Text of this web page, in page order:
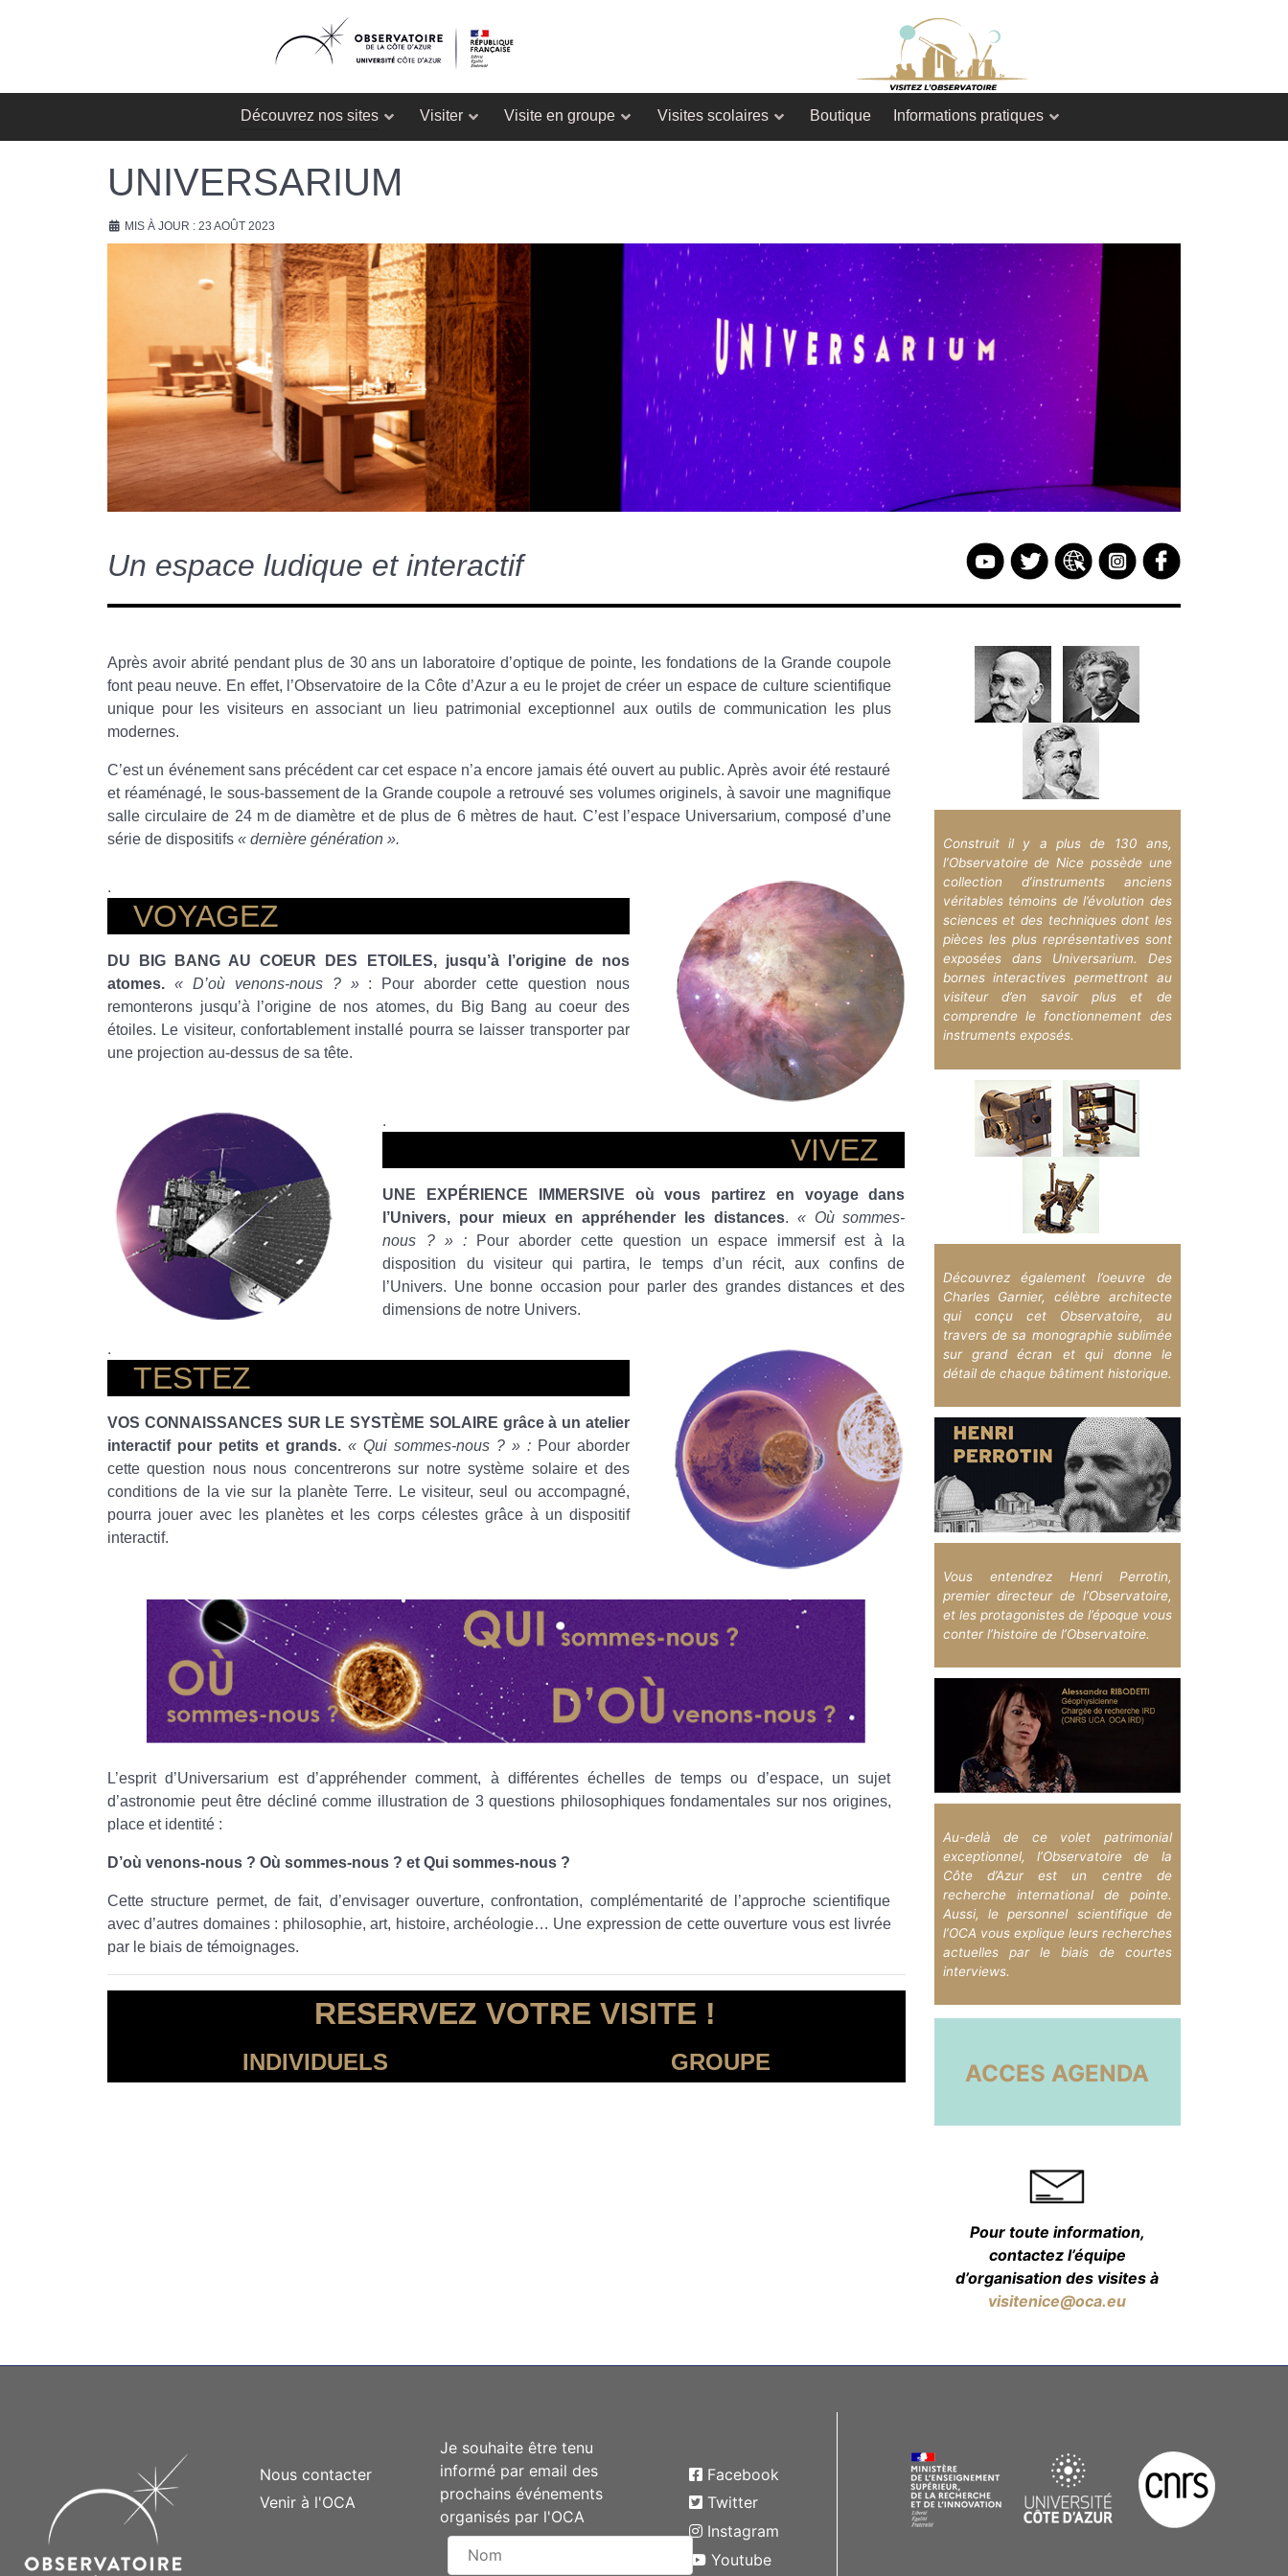
Découvrez nos sites Visiter Visite en groupe Visites scolaires Boutique Informations pratiques
UNIVERSARIUM
MIS À JOUR : 23 AOÛT 2023
Un espace ludique et interactif
Après avoir abrité pendant plus de 30 ans un laboratoire d’optique de pointe, les fondations de la Grande coupole
font peau neuve. En effet, l’Observatoire de la Côte d’Azur a eu le projet de créer un espace de culture scientifique
unique pour les visiteurs en associant un lieu patrimonial exceptionnel aux outils de communication les plus
modernes.
C’est un événement sans précédent car cet espace n’a encore jamais été ouvert au public. Après avoir été restauré
et réaménagé, le sous-bassement de la Grande coupole a retrouvé ses volumes originels, à savoir une magnifique
salle circulaire de 24 m de diamètre et de plus de 6 mètres de haut. C’est l’espace Universarium, composé d’une
série de dispositifs « dernière génération ».
.
VOYAGEZ
DU BIG BANG AU COEUR DES ETOILES,
jusqu’à l’origine de nos
atomes. « D’où venons-nous ? »: Pour aborder cette question nous
remonterons jusqu’à l’origine de nos atomes, du Big Bang au coeur des
étoiles. Le visiteur, confortablement installé pourra se laisser transporter par
une projection au-dessus de sa tête.
.
VIVEZ
UNE EXPÉRIENCE IMMERSIVE
où vous partirez en voyage dans
l’Univers, pour mieux en appréhender les distances. « Où sommes-
nous ? » :Pour aborder cette question un espace immersif est à la
disposition du visiteur qui partira, le temps d’un récit, aux confins de
l’Univers. Une bonne occasion pour parler des grandes distances et des
dimensions de notre Univers.
.
TESTEZ
VOS CONNAISSANCES SUR LE SYSTÈME SOLAIRE grâce à un atelier
interactif pour petits et grands. « Qui sommes-nous ? » : Pour aborder
cette question nous nous concentrerons sur notre système solaire et des
conditions de la vie sur la planète Terre. Le visiteur, seul ou accompagné,
pourra jouer avec les planètes et les corps célestes grâce à un dispositif
interactif.
L’esprit d’Universarium est d’appréhender comment, à différentes échelles de temps ou d’espace, un sujet
d’astronomie peut être décliné comme illustration de 3 questions philosophiques fondamentales sur nos origines,
place et identité :
D’où venons-nous ? Où sommes-nous ? et Qui sommes-nous ?
Cette structure permet, de fait, d’envisager ouverture, confrontation, complémentarité de l’approche scientifique
avec d’autres domaines : philosophie, art, histoire, archéologie… Une expression de cette ouverture vous est livrée
par le biais de témoignages.
RESERVEZ VOTRE VISITE !
INDIVIDUELS GROUPE
Construit il y a plus de 130 ans,
l’Observatoire de Nice possède une
collection d’instruments anciens
véritables témoins de l’évolution des
sciences et des techniques dont les
pièces les plus représentatives sont
exposées dans Universarium. Des
bornes interactives permettront au
visiteur d’en savoir plus et de
comprendre le fonctionnement des
instruments exposés.
Découvrez également l’oeuvre de
Charles Garnier, célèbre architecte
qui conçu cet Observatoire, au
travers de sa monographie sublimée
sur grand écran et qui donne le
détail de chaque bâtiment historique.
Vous entendrez Henri Perrotin,
premier directeur de l’Observatoire,
et les protagonistes de l’époque vous
conter l’histoire de l’Observatoire.
Au-delà de ce volet patrimonial
exceptionnel, l’Observatoire de la
Côte d’Azur est un centre de
recherche international de pointe.
Aussi, le personnel scientifique de
l’OCA vous explique leurs recherches
actuelles par le biais de courtes
interviews.
ACCES AGENDA
Pour toute information,
contactez l’équipe
d’organisation des visites à
visitenice@oca.eu
Nous contacter
Venir à l'OCA
Je souhaite être tenu
informé par email des
prochains événements
organisés par l'OCA
Facebook
Twitter
Instagram
Youtube